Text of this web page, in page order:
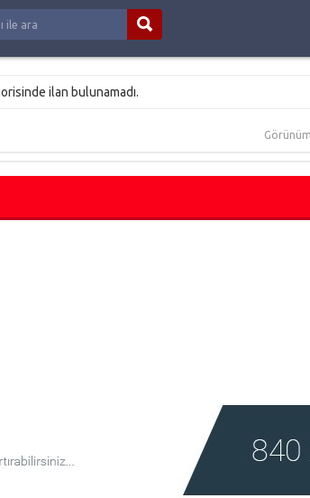
ilan bulunamadı.
Görünüm